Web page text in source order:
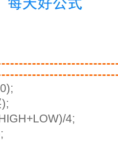
4;